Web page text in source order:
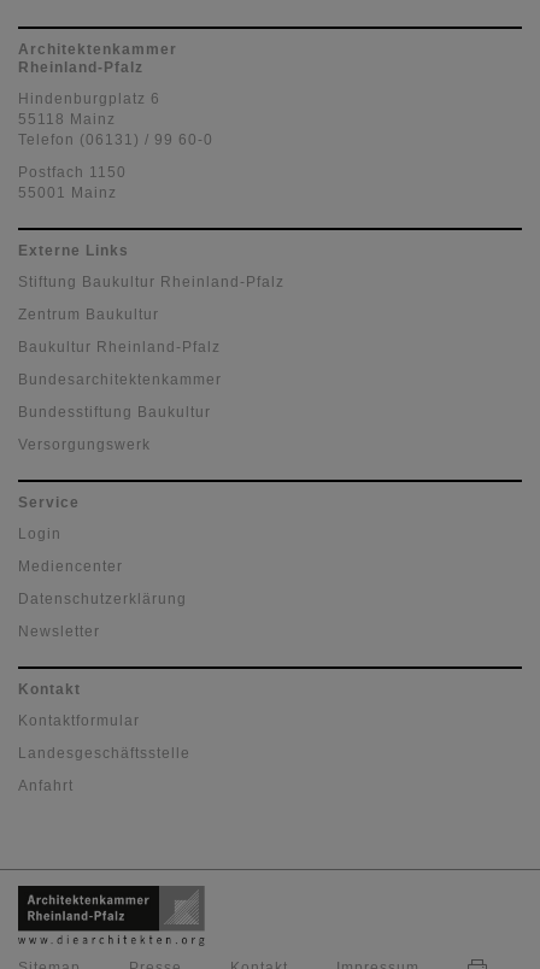
Architektenkammer
Rheinland-Pfalz
Hindenburgplatz 6
55118 Mainz
Telefon (06131) / 99 60-0
Postfach 1150
55001 Mainz
Externe Links
Stiftung Baukultur Rheinland-Pfalz
Zentrum Baukultur
Baukultur Rheinland-Pfalz
Bundesarchitektenkammer
Bundesstiftung Baukultur
Versorgungswerk
Service
Login
Mediencenter
Datenschutzerklärung
Newsletter
Kontakt
Kontaktformular
Landesgeschäftsstelle
Anfahrt